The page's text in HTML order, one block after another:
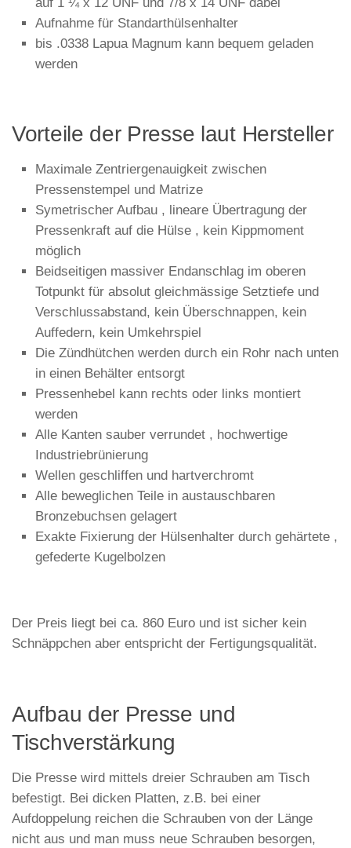
Aufnahme für Standarthülsenhalter
bis .0338 Lapua Magnum kann bequem geladen
werden
Vorteile der Presse laut Hersteller
Maximale Zentriergenauigkeit zwischen
Pressenstempel und Matrize
Symetrischer Aufbau , lineare Übertragung der
Pressenkraft auf die Hülse , kein Kippmoment
möglich
Beidseitigen massiver Endanschlag im oberen
Totpunkt für absolut gleichmässige Setztiefe und
Verschlussabstand, kein Überschnappen, kein
Auffedern, kein Umkehrspiel
Die Zündhütchen werden durch ein Rohr nach unten
in einen Behälter entsorgt
Pressenhebel kann rechts oder links montiert
werden
Alle Kanten sauber verrundet , hochwertige
Industriebrünierung
Wellen geschliffen und hartverchromt
Alle beweglichen Teile in austauschbaren
Bronzebuchsen gelagert
Exakte Fixierung der Hülsenhalter durch gehärtete ,
gefederte Kugelbolzen
Der Preis liegt bei ca. 860 Euro und ist sicher kein
Schnäppchen aber entspricht der Fertigungsqualität.
Aufbau der Presse und
Tischverstärkung
Die Presse wird mittels dreier Schrauben am Tisch
befestigt. Bei dicken Platten, z.B. bei einer
Aufdoppelung reichen die Schrauben von der Länge
nicht aus und man muss neue Schrauben besorgen,